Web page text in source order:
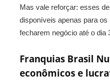
Mas vale reforçar: esses
disponíveis apenas para
fecharem negócio até o dia
Franquias Brasil
econômicos e